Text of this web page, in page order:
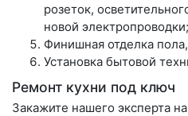
розеток,
новой электропроводки;
Финишная отделка
Установка бытовой
Ремонт кухни под ключ
Закажите нашего эксперта